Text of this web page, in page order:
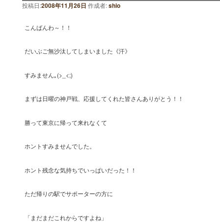
投稿日:2008年11月26日 作成者:shio
こんばんわ～！！
だいぶご無沙汰してしまいました《汗》
すみません｡(>_<;)
まずは日曜の神戸戦、応援してくれた皆さんありがとう！！
勝って東京に帰って来れなくて
ホントすみませんでした。
ホント残念な気持ちでいっぱいだった！！
ただ帰りの駅でサポーターの方に
「まだまだこれからですよね」